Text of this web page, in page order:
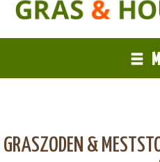
GRASZODEN &